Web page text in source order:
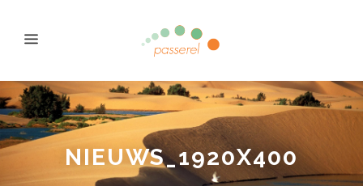
NIEUWS_1920X400